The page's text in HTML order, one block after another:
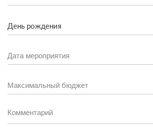
День рождения